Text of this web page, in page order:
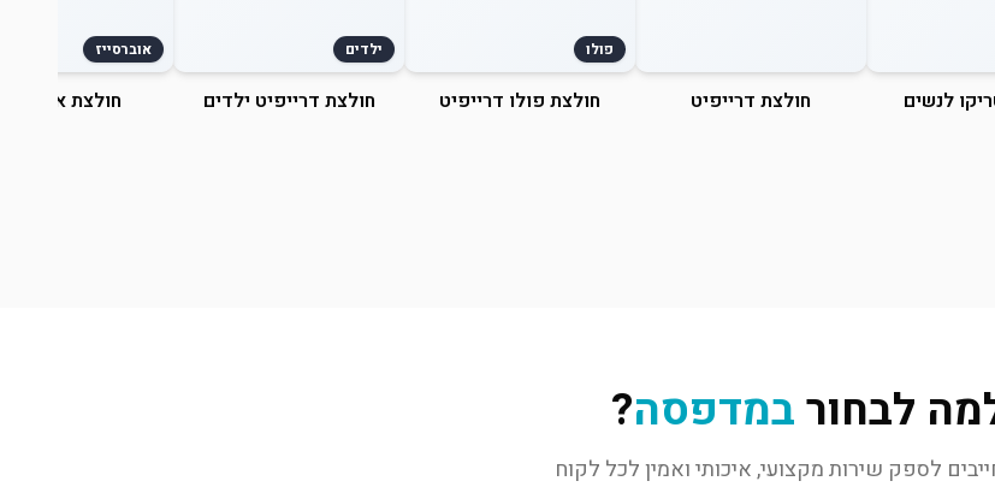
לנשים חולצת דרייפיט
פולו
חולצת פולו דרייפיט
ילדים
חולצת דרייפיט ילדים
אוברסייז
חולצת
לבחורבמדפסה?
לספק שירות מקצועי, איכותי ואמין לכל לקוח